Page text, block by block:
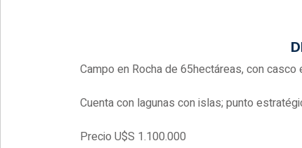
Campo en Rocha de 65hectáreas, con
Cuenta con lagunas con islas; punto
Precio U$S 1.100.000